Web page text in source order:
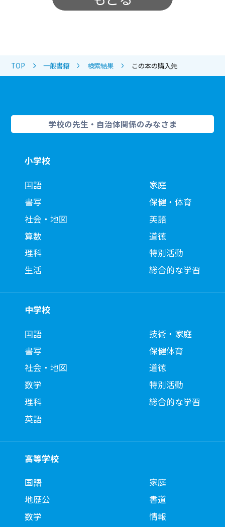
TOP 一般書籍 検索結果 この本の購入先
学校の先生・自治体関係のみなさま
小学校
国語
書写
社会・地図
算数
理科
生活
家庭
保健・体育
英語
道徳
特別活動
総合的な学習
中学校
国語
書写
社会・地図
数学
理科
英語
技術・家庭
保健体育
道徳
特別活動
総合的な学習
高等学校
国語
地歴公
数学
家庭
書道
情報